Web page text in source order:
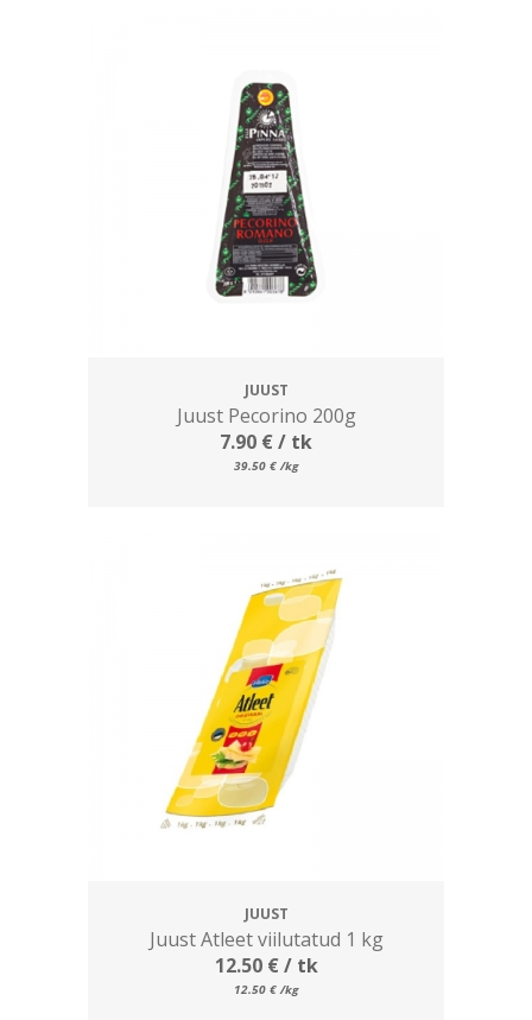
JUUST
Juust Pecorino 200g
7.90 €/ tk
39.50 € /kg
JUUST
Juust Atleet viilutatud 1 kg
12.50 €/ tk
12.50 € /kg